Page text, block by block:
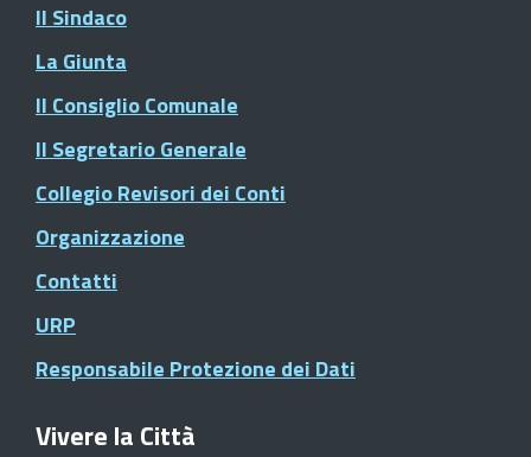
Il Sindaco
La Giunta
Il Consiglio Comunale
Il Segretario Generale
Collegio Revisori dei Conti
Organizzazione
Contatti
URP
Responsabile Protezione dei Dati
Vivere la Città